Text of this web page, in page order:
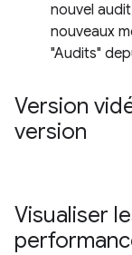
nouvel
nouveaux
"Audits"
Version
version
Visualiser